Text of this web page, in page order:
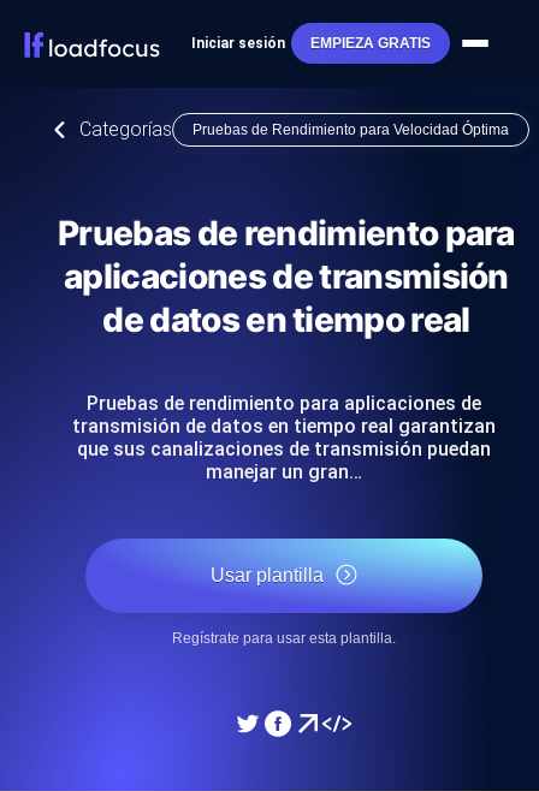
Iniciar sesión EMPIEZA GRATIS
Categorías Pruebas de Rendimiento para Velocidad Óptima
Pruebas de rendimiento para
aplicaciones de transmisión
de datos en tiempo real
Pruebas de rendimiento para aplicaciones de
transmisión de datos en tiempo real garantizan
que sus canalizaciones de transmisión puedan
manejar un gran…
Usar plantilla
Regístrate para usar esta plantilla.